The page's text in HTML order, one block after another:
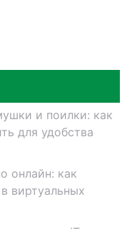
и поилки: как
для удобства
онлайн: как
виртуальных